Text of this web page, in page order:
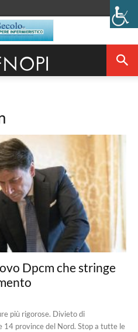
Dpcm che stringe
più rigorose. Divieto di
14 province del Nord. Stop a tutte le